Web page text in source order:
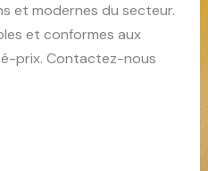
et modernes du secteur.
et conformes aux
prix. Contactez-nous